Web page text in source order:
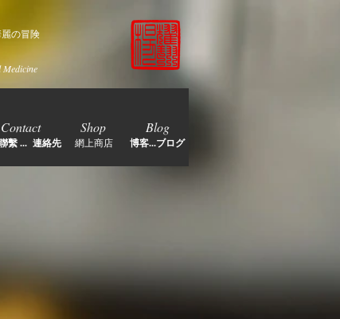
Contact Shop Blog
の冒険
Medicine
網上商店
繫 ... 連絡先 博客...ブログ